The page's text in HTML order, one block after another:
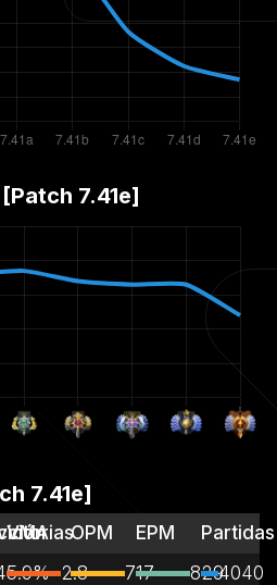
[Patch 7.41e]
7.41e]
VMA OPM EPM
Partidas
2.8 717 8294040